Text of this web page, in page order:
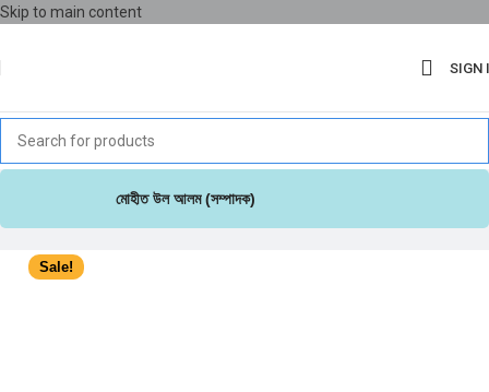
Skip to main content
SIGN
মোহীত উল আলম (সম্পাদক)
Sale!